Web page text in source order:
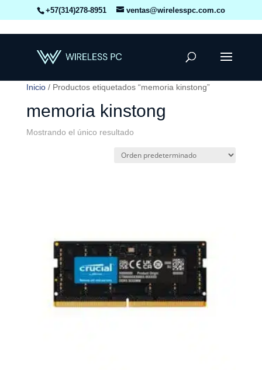
+57(314)278-8951 ventas@wirelesspc.com.co
Inicio/ Productos etiquetados “memoria kinstong”
memoria kinstong
Mostrando el único resultado